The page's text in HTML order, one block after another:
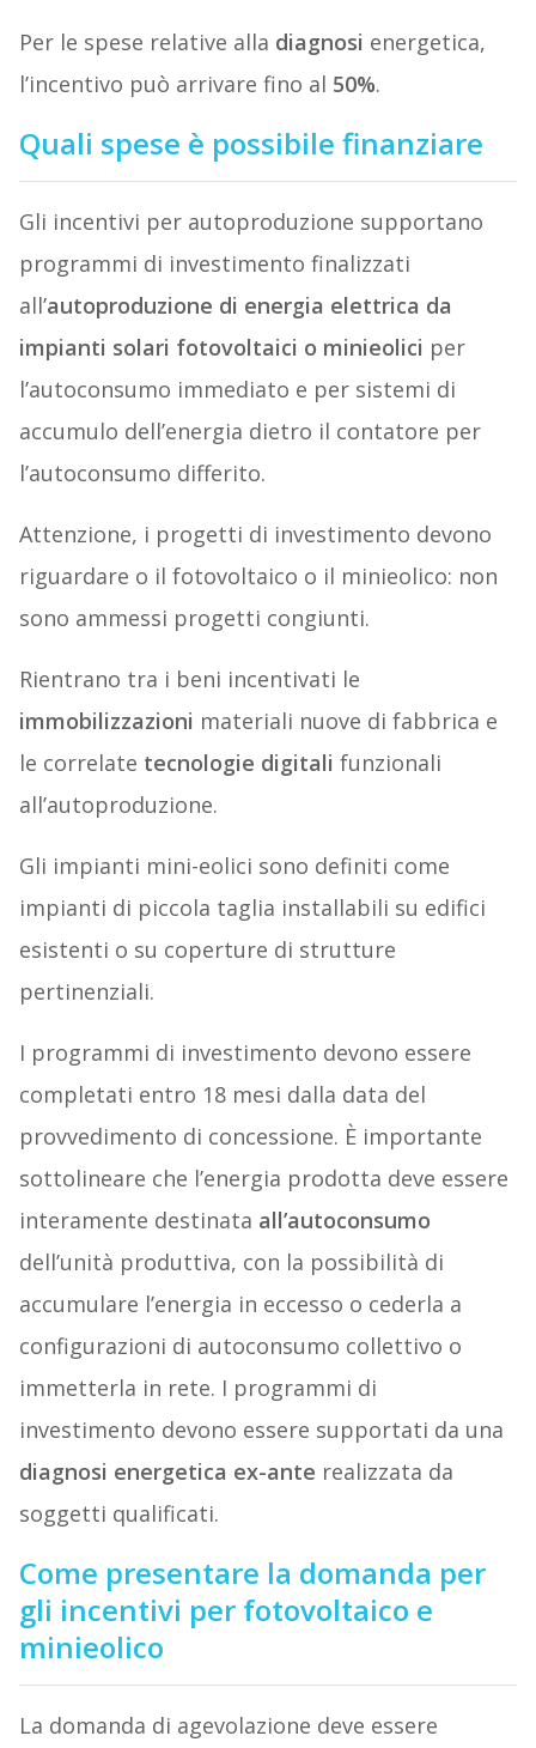
Per le spese relative alla diagnosi energetica,
l’incentivo può arrivare fino al 50%.
Quali spese è possibile finanziare
Gli incentivi per autoproduzione supportano
programmi di investimento finalizzati
all’autoproduzione di energia elettrica da
impianti solari fotovoltaici o minieolici per
l’autoconsumo immediato e per sistemi di
accumulo dell’energia dietro il contatore per
l’autoconsumo differito.
Attenzione, i progetti di investimento devono
riguardare o il fotovoltaico o il minieolico: non
sono ammessi progetti congiunti.
Rientrano tra i beni incentivati le
immobilizzazioni materiali nuove di fabbrica e
le correlate tecnologie digitali funzionali
all’autoproduzione.
Gli impianti mini-eolici sono definiti come
impianti di piccola taglia installabili su edifici
esistenti o su coperture di strutture
pertinenziali.
I programmi di investimento devono essere
completati entro 18 mesi dalla data del
provvedimento di concessione. È importante
sottolineare che l’energia prodotta deve essere
interamente destinata all’autoconsumo
dell’unità produttiva, con la possibilità di
accumulare l’energia in eccesso o cederla a
configurazioni di autoconsumo collettivo o
immetterla in rete. I programmi di
investimento devono essere supportati da una
diagnosi energetica ex-ante realizzata da
soggetti qualificati.
Come presentare la domanda per
gli incentivi per fotovoltaico e
minieolico
La domanda di agevolazione deve essere